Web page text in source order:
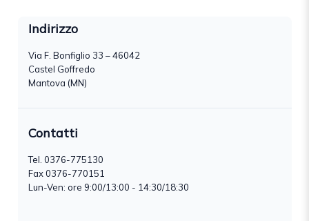
Indirizzo
Via F. Bonfiglio 33 – 46042
Castel Goffredo
Mantova (MN)
Contatti
Tel. 0376-775130
Fax 0376-770151
Lun-Ven: ore 9:00/13:00 - 14:30/18:30